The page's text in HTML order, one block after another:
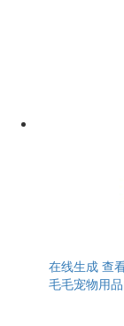
在线生成 查
毛毛宠物用